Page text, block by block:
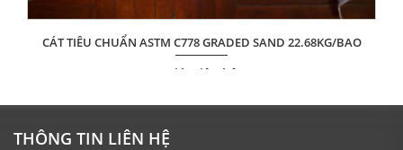
CÁT TIÊU CHUẨN ASTM C778 GRADED SAND 22.68KG/BAO
Giá: Liên hệ
ĐẶT HÀNG
THÔNG TIN LIÊN HỆ